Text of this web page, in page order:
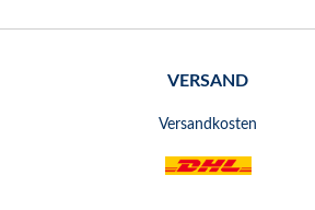
VERSAND
Versandkosten